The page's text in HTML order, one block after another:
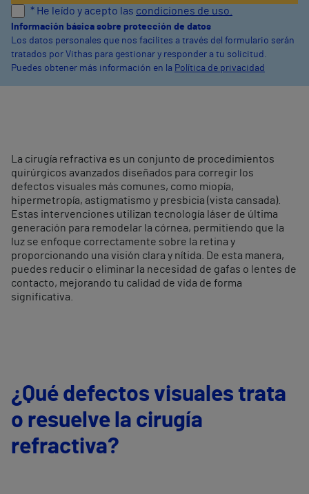
* He leído y acepto las condiciones de uso.
Información básica sobre protección de datos
Los datos personales que nos facilites a través del formulario serán
tratados por Vithas para gestionar y responder a tu solicitud.
Puedes obtener más información en la Política de privacidad
La cirugía refractiva es un conjunto de procedimientos
quirúrgicos avanzados diseñados para corregir los
defectos visuales más comunes, como miopía,
hipermetropía, astigmatismo y presbicia (vista cansada).
Estas intervenciones utilizan tecnología láser de última
generación para remodelar la córnea, permitiendo que la
luz se enfoque correctamente sobre la retina y
proporcionando una visión clara y nítida. De esta manera,
puedes reducir o eliminar la necesidad de gafas o lentes de
contacto, mejorando tu calidad de vida de forma
significativa.
¿Qué defectos visuales trata
o resuelve la cirugía
refractiva?